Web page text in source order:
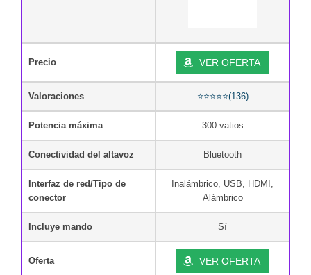
Precio VER OFERTA
Valoraciones ⭐⭐⭐⭐⭐(136)
Potencia máxima 300 vatios
Conectividad del altavoz Bluetooth
Interfaz de red/Tipo de
conector
Inalámbrico, USB, HDMI,
Alámbrico
Incluye mando Sí
Oferta VER OFERTA